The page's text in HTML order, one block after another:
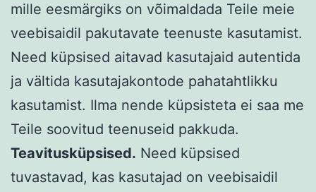
mille eesmärgiks on võimaldada Teile meie
veebisaidil pakutavate teenuste kasutamist.
Need küpsised aitavad kasutajaid autentida
ja vältida kasutajakontode pahatahtlikku
kasutamist. Ilma nende küpsisteta ei saa me
Teile soovitud teenuseid pakkuda.
Teavitusküpsised. Need küpsised
tuvastavad, kas kasutajad on veebisaidil